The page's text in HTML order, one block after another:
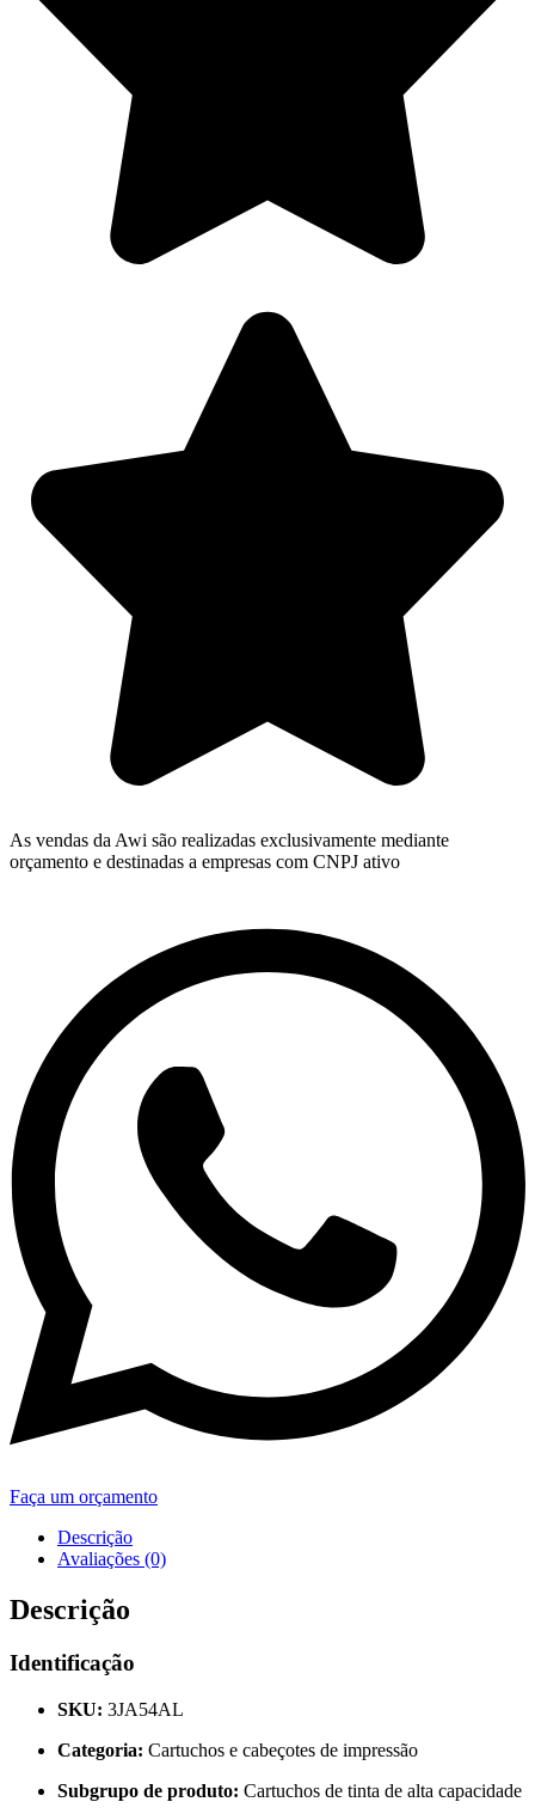
As vendas da Awi são realizadas exclusivamente mediante
orçamento e destinadas a empresas com CNPJ ativo
Faça um orçamento
Descrição
Avaliações (0)
Descrição
Identificação
SKU: 3JA54AL
Categoria: Cartuchos e cabeçotes de impressão
Subgrupo de produto: Cartuchos de tinta de alta capacidade